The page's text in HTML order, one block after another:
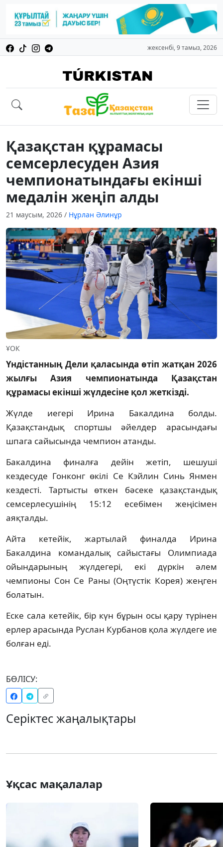
жексенбі, 9 тамыз, 2026
Қазақстан құрамасы
семсерлесуден Азия
чемпионатындағы екінші
медалін жеңіп алды
21 маусым, 2026 / Нұрлан Әлинұр
ҰОК
Үндістанның Дели қаласында өтіп жатқан 2026
жылғы Азия чемпионатында Қазақстан
құрамасы екінші жүлдесіне қол жеткізді.
Жүлде иегері Ирина Бакалдина болды.
Қазақстандық спортшы әйелдер арасындағы
шпага сайысында чемпион атанды.
Бакалдина финалға дейін жетіп, шешуші
кездесуде Гонконг өкілі Се Кэйлин Синь Янмен
кездесті. Тартысты өткен бәсеке қазақстандық
семсерлесушінің 15:12 есебімен жеңісімен
аяқталды.
Айта кетейік, жартылай финалда Ирина
Бакалдина командалық сайыстағы Олимпиада
ойындарының жүлдегері, екі дүркін әлем
чемпионы Сон Се Раны (Оңтүстік Корея) жеңген
болатын.
Еске сала кетейік, бір күн бұрын осы қару түрінен
ерлер арасында Руслан Курбанов қола жүлдеге ие
болған еді.
БӨЛІСУ:
Серіктес жаңалықтары
Ұқсас мақалалар